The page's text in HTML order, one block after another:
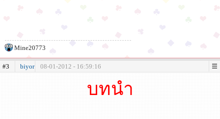
Mine20773
#3 biyor 08-01-2012 - 16:59:16
บทนำ